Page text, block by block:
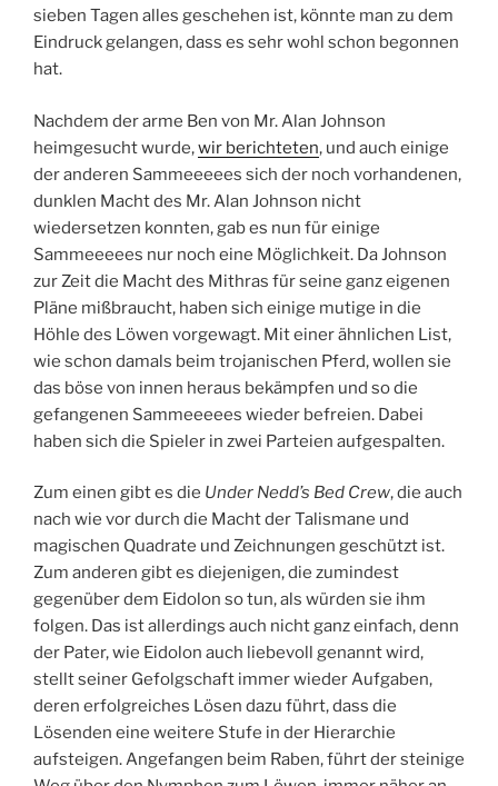
sieben Tagen alles geschehen ist, könnte man zu dem
Eindruck gelangen, dass es sehr wohl schon begonnen
hat.
Nachdem der arme Ben von Mr. Alan Johnson
heimgesucht wurde,wir berichteten, und auch einige
der anderen Sammeeeees sich der noch vorhandenen,
dunklen Macht des Mr. Alan Johnson nicht
wiedersetzen konnten, gab es nun für einige
Sammeeeees nur noch eine Möglichkeit. Da Johnson
zur Zeit die Macht des Mithras für seine ganz eigenen
Pläne mißbraucht, haben sich einige mutige in die
Höhle des Löwen vorgewagt. Mit einer ähnlichen List,
wie schon damals beim trojanischen Pferd, wollen sie
das böse von innen heraus bekämpfen und so die
gefangenen Sammeeeees wieder befreien. Dabei
haben sich die Spieler in zwei Parteien aufgespalten.
Zum einen gibt es die Under Nedd’s Bed Crew, die auch
nach wie vor durch die Macht der Talismane und
magischen Quadrate und Zeichnungen geschützt ist.
Zum anderen gibt es diejenigen, die zumindest
gegenüber dem Eidolon so tun, als würden sie ihm
folgen. Das ist allerdings auch nicht ganz einfach, denn
der Pater, wie Eidolon auch liebevoll genannt wird,
stellt seiner Gefolgschaft immer wieder Aufgaben,
deren erfolgreiches Lösen dazu führt, dass die
Lösenden eine weitere Stufe in der Hierarchie
aufsteigen. Angefangen beim Raben, führt der steinige